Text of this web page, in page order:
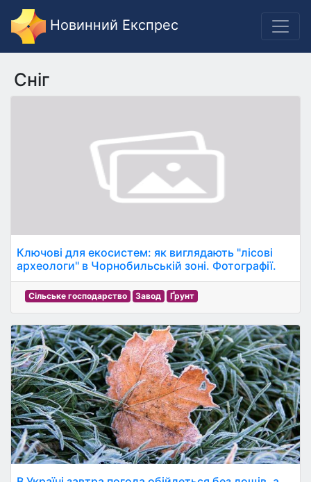
Новинний Експрес
Сніг
Ключові для екосистем: як виглядають "лісові
археологи" в Чорнобильській зоні. Фотографії.
Сільське господарство Завод Ґрунт